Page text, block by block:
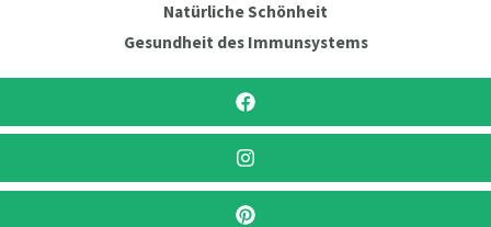
Natürliche Schönheit
Gesundheit des Immunsystems